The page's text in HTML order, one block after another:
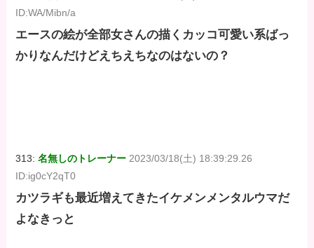
ID:WA/Mibn/a
エースの絵が全部女さんの描くカッコ可愛い系ばっ
かりなんだけどえちえちなのはないの？
313:名無しのトレーナー 2023/03/18(土) 18:39:29.26
ID:ig0cY2qT0
カツラギも最近増えてきたイケメンメンタルウマだ
よなきっと